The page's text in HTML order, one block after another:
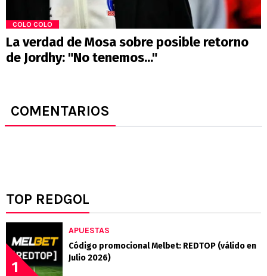
COLO COLO
La verdad de Mosa sobre posible retorno
de Jordhy: "No tenemos..."
COMENTARIOS
TOP REDGOL
1
APUESTAS
Código promocional Melbet: REDTOP (válido en
Julio 2026)